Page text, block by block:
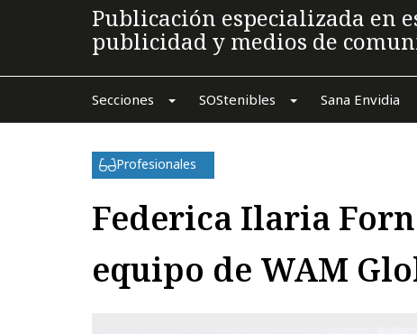
Publicación especializada en
publicidad y medios de
Secciones SOStenibles Sana Envidia
Profesionales
Federica Ilaria
equipo de WAM